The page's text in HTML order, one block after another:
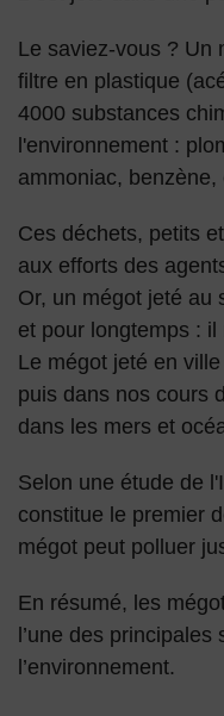
Le saviez-vous ? Un
filtre en plastique
4000 substances
l'environnement :
ammoniac,
Ces déchets, petits
aux efforts des
Or, un mégot jeté au
et pour longtemps :
Le mégot jeté en
puis dans nos cours
dans les mers et
Selon une étude de
constitue le premier
mégot peut polluer
En résumé, les
l’une des
l’environnement.